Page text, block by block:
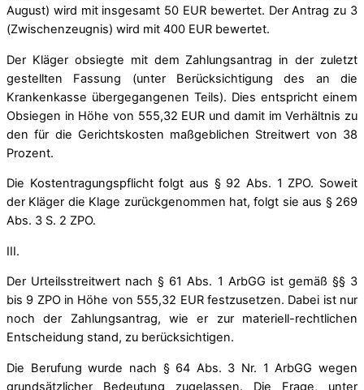
August) wird mit insgesamt 50 EUR bewertet. Der Antrag zu 3
(Zwischenzeugnis) wird mit 400 EUR bewertet.
Der Kläger obsiegte mit dem Zahlungsantrag in der zuletzt
gestellten Fassung (unter Berücksichtigung des an die
Krankenkasse übergegangenen Teils). Dies entspricht einem
Obsiegen in Höhe von 555,32 EUR und damit im Verhältnis zu
den für die Gerichtskosten maßgeblichen Streitwert von 38
Prozent.
Die Kostentragungspflicht folgt aus § 92 Abs. 1 ZPO. Soweit
der Kläger die Klage zurückgenommen hat, folgt sie aus § 269
Abs. 3 S. 2 ZPO.
III.
Der Urteilsstreitwert nach § 61 Abs. 1 ArbGG ist gemäß §§ 3
bis 9 ZPO in Höhe von 555,32 EUR festzusetzen. Dabei ist nur
noch der Zahlungsantrag, wie er zur materiell-rechtlichen
Entscheidung stand, zu berücksichtigen.
Die Berufung wurde nach § 64 Abs. 3 Nr. 1 ArbGG wegen
grundsätzlicher Bedeutung zugelassen. Die Frage, unter